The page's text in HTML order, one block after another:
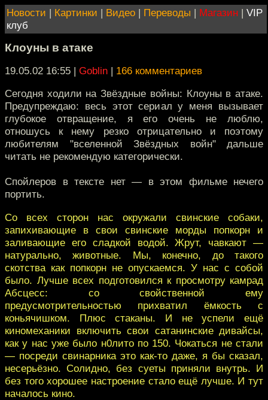
Новости | Картинки | Видео | Переводы | Магазин | VIP
клуб
Клоуны в атаке
19.05.02 16:55 | Goblin | 166 комментариев
Сегодня ходили на Звёздные войны: Клоуны в атаке.
Предупреждаю: весь этот сериал у меня вызывает
глубокое отвращение, я его очень не люблю,
отношусь к нему резко отрицательно и поэтому
любителям "вселенной Звёздных войн" дальше
читать не рекомендую категорически.
Спойлеров в тексте нет — в этом фильме нечего
портить.
Со всех сторон нас окружали свинские собаки,
запихивающие в свои свинские морды попкорн и
заливающие его сладкой водой. Жрут, чавкают —
натурально, животные. Мы, конечно, до такого
скотства как попкорн не опускаемся. У нас с собой
было. Лучше всех подготовился к просмотру камрад
Абсцесс: со свойственной ему
предусмотрительностью прихватил ёмкость с
коньячишком. Плюс стаканы. И не успели ещё
киномеханики включить свои сатанинские дивайсы,
как у нас уже было н0лито по 150. Чокаться не стали
— посреди свинарника это как-то даже, я бы сказал,
несерьёзно. Солидно, без суеты приняли внутрь. И
без того хорошее настроение стало ещё лучше. И тут
началось кино.